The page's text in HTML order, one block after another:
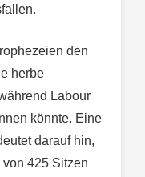
den
herbe
Labour
könnte. Eine
darauf hin,
425 Sitzen